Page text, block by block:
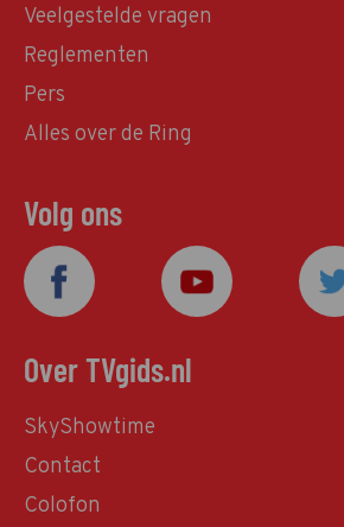
Veelgestelde vragen
Reglementen
Pers
Alles over de Ring
Volg ons
Over TVgids.nl
SkyShowtime
Contact
Colofon